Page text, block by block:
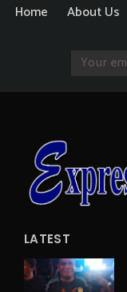
Home About Us
LATEST